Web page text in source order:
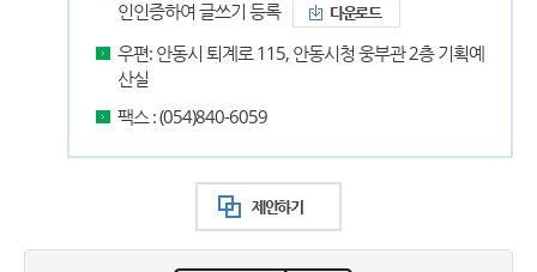
인인증하여 글쓰기 등록
다운로드
우편: 안동시 퇴계로 115, 안동시청 웅부관 2층 기획예
산실
팩스 : (054)840-6059
제안하기